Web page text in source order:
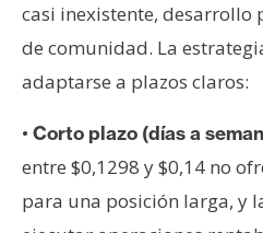
casi inexistente, desarrollo
de comunidad. La
adaptarse a plazos claros:
• Corto plazo (días a
entre $0,1298 y $0,14 no
para una posición larga, y